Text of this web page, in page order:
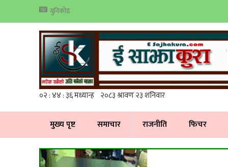
युनिकोड
मुख्य पृष्ट समाचार राजनीति फिचर